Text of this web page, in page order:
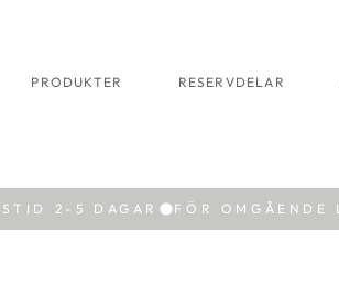
PRODUKTER RESERVDELAR
2-5 DAGAR